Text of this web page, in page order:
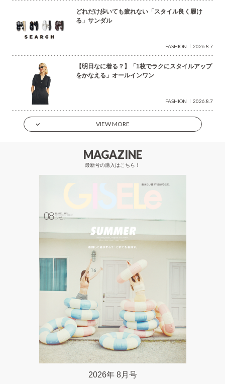
どれだけ歩いても疲れない「スタイル良く履け
る」サンダル
FASHION 2026.8.7
【明日なに着る？】「1枚でラクにスタイルアップ
をかなえる」オールインワン
FASHION 2026.8.7
VIEW MORE
MAGAZINE
最新号の購入はこちら！
2026年 8月号